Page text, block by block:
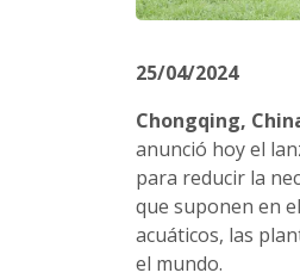
25/04/2024
Chongqing,
anunció hoy el
para reducir la
que suponen en
acuáticos, las
el mundo.